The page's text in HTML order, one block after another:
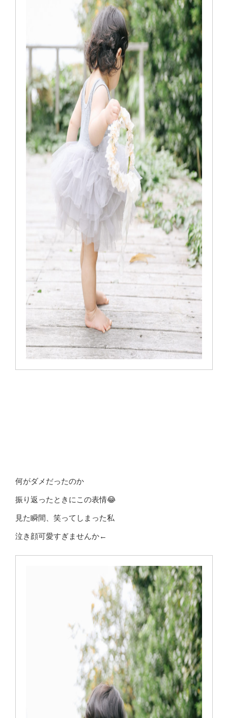
何がダメだったのか
振り返ったときにこの表情😂
見た瞬間、笑ってしまった私
泣き顔可愛すぎませんか←